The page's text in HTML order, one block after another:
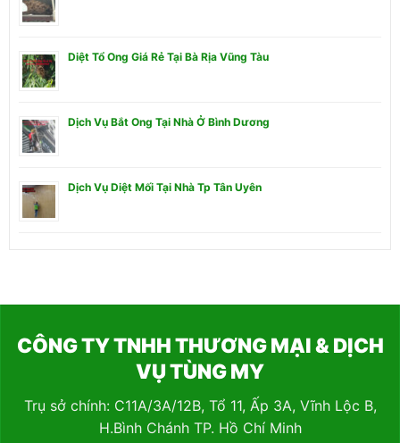
Diệt Tổ Ong Giá Rẻ Tại Bà Rịa Vũng Tàu
Dịch Vụ Bắt Ong Tại Nhà Ở Bình Dương
Dịch Vụ Diệt Mối Tại Nhà Tp Tân Uyên
CÔNG TY TNHH THƯƠNG MẠI & DỊCH
VỤ TÙNG MY
Trụ sở chính: C11A/3A/12B, Tổ 11, Ấp 3A, Vĩnh Lộc B,
H.Bình Chánh TP. Hồ Chí Minh